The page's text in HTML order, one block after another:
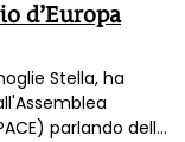
d’Europa
Stella, ha
parlando della